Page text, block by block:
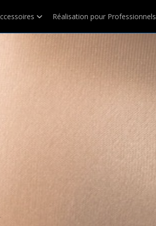
Réalisation pour Professionnels